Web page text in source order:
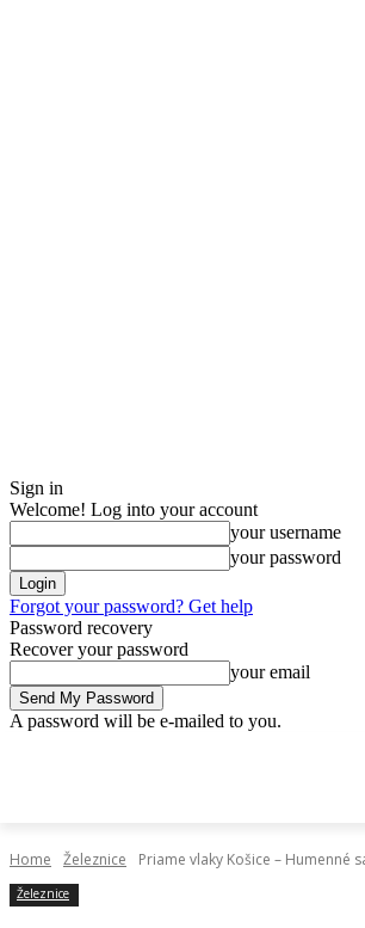
Sign in
Welcome! Log into your account
your username
your password
Forgot your password? Get help
Password recovery
Recover your password
your email
A password will be e-mailed to you.
Home Železnice Priame vlaky Košice – Humenné
Železnice